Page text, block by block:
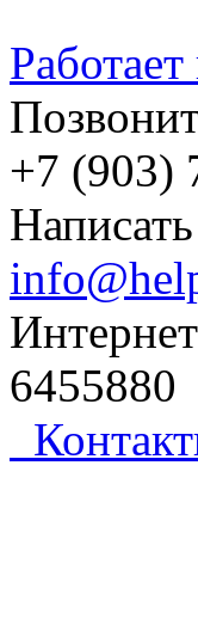
+7 (903)
6455880